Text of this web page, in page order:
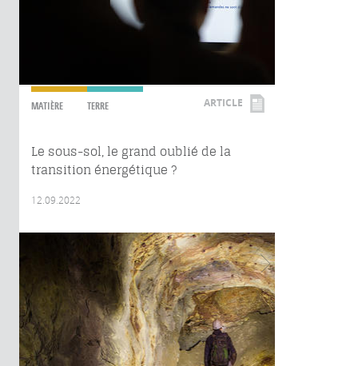
MATIÈRE TERRE ARTICLE
Le sous-sol, le grand oublié de la
transition énergétique ?
12.09.2022